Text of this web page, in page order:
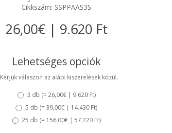
Cikkszám: SSPPAAS3S
26,00€ | 9.620 Ft
Lehetséges opciók
Kérjük válaszon az alábi kiszerelések közül.
3 db (= 26,00€ | 9.620 Ft)
5 db (= 39,00€ | 14.430 Ft)
25 db (= 156,00€ | 57.720 Ft)